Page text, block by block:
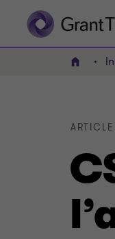
ACCUEIL
ARTICLE